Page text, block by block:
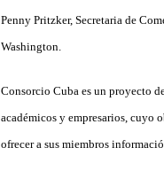
Penny Pritzker, Secretaria de
Washington.
Consorcio Cuba es un proyecto
académicos y empresarios, cuyo
ofrecer a sus miembros